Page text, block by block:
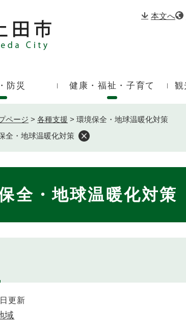
本文へ
ド
防災 健康・福祉・子育て 観
ページ > 各種支援 > 環境保全・地球温暖化対策
全・地球温暖化対策
全・地球温暖化対策
更新
域